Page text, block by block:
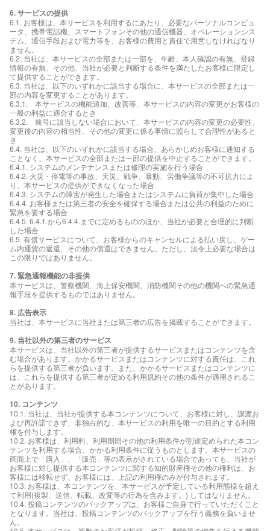
6. サービスの提供
6.1. お客様は、本サービスを利用するにあたり、必要なパーソナルコンピュ
ータ、携帯電話機、スマートフォンその他の通信機器、オペレーションシス
テム、通信手段および電力等を、お客様の費用と責任で用意しなければなり
ません。
6.2. 当社は、本サービスの全部または一部を、年齢、本人確認の有無、登録
情報の有無、その他、当社が必要と判断する条件を満たしたお客様に限定し
て提供することができます。
6.3. 当社は、以下のいずれかに該当する場合に、本サービスの全部または一
部の内容を変更することがあります。
6.3.1. 本サービスの機能追加、改善等、本サービスの内容の変更がお客様の
一般の利益に適合するとき
6.3.2. 前号に該当しない場合において、本サービスの内容の変更の必要性、
変更後の内容の相当性、その他の変更に係る事情に照らして合理性があると
き
6.4. 当社は、以下のいずれかに該当する場合、あらかじめお客様に通知する
ことなく、本サービスの全部または一部の提供を中止することができます。
6.4.1. システムのメンテナンスまたは修理の実施を行う場合
6.4.2. 火災・停電等の事故、天災、戦争、暴動、労働争議等の不可抗力によ
り、本サービスの提供ができなくなった場合
6.4.3. システムの障害が発生した場合またはシステムに負荷が集中した場合
6.4.4. お客様または第三者の安全を確保する場合または公共の利益のために
緊急を要する場合
6.4.5. 6.4.1.から6.4.4.までに定めるもののほか、当社が必要と合理的に判断
した場合
6.5. 有償サービスについて、お客様からのキャンセルによる払い戻し、ゲー
ム内通貨の返還、その他の償還はできません。ただし、法令上必要な場合は
この限りではありません。
7. 緊急通報機能の非提供
本サービスは、警察機関、海上保安機関、消防機関その他の機関への緊急通
報手段を提供するものではありません。
8. 広告表示
当社は、本サービスに当社または第三者の広告を掲載することができます。
9. 当社以外の第三者のサービス
本サービスは、当社以外の第三者が提供するサービスまたはコンテンツを含
む場合があります。かかるサービスまたはコンテンツに対する責任は、これ
らを提供する第三者が負います。また、かかるサービスまたはコンテンツに
は、これらを提供する第三者が定める利用規約その他の条件が適用されるこ
とがあります。
10. コンテンツ
10.1. 当社は、当社が提供する本コンテンツについて、お客様に対し、譲渡お
よび再許諾できず、非独占的な、本サービスの利用を唯一の目的とする利用
権を付与します。
10.2. お客様は、利用料、利用期間その他の利用条件が別途定められた本コン
テンツを利用する場合、かかる利用条件に従うものとします。本サービスの
画面上で「購入」、「販売」等の表示がされている場合であっても、当社が
お客様に対し提供する本コンテンツに関する知的財産権その他の権利は、お
客様には移転せず、お客様には、上記の利用権のみが付与されます。
10.3. お客様は、本コンテンツを、本サービスが予定している利用態様を超え
て利用(複製、送信、転載、改変等の行為を含みます。) してはなりません。
10.4. 投稿コンテンツのバックアップは、お客様ご自身で行っていただくこと
となります。当社は、投稿コンテンツのバックアップを行う義務を負いませ
ん。